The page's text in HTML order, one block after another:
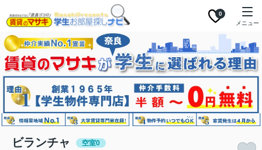
0
メニュー
ビランチャ 空室0